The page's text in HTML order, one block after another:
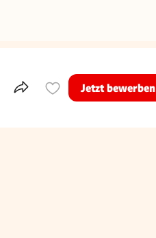
Teile dieses InseratJetzt bewerben